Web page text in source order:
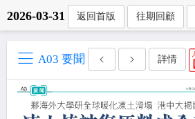
2026-03-31 返回首版 往期回顧
A03 要聞 詳情